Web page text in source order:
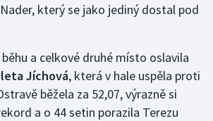
který se jako jediný dostal pod
a celkové druhé místo oslavila
Jíchová, která v hale uspěla proti
běžela za 52,07, výrazně si
a o 44 setin porazila Terezu